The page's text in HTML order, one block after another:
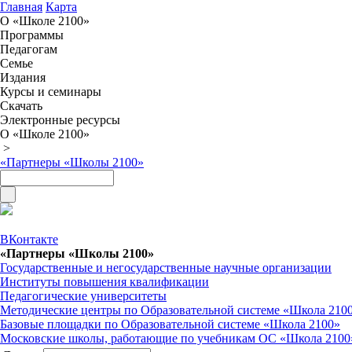
Главная Карта
О «Школе 2100»
Программы
Педагогам
Семье
Издания
Курсы и семинары
Скачать
Электронные ресурсы
О «Школе 2100»
>
«Партнеры «Школы 2100»
ВКонтакте
«Партнеры «Школы 2100»
Государственные и негосударственные научные организации
Институты повышения квалификации
Педагогические университеты
Методические центры по Образовательной системе «Школа
Базовые площадки по Образовательной системе «Школа 2100»
Московские школы, работающие по учебникам ОС «Школа